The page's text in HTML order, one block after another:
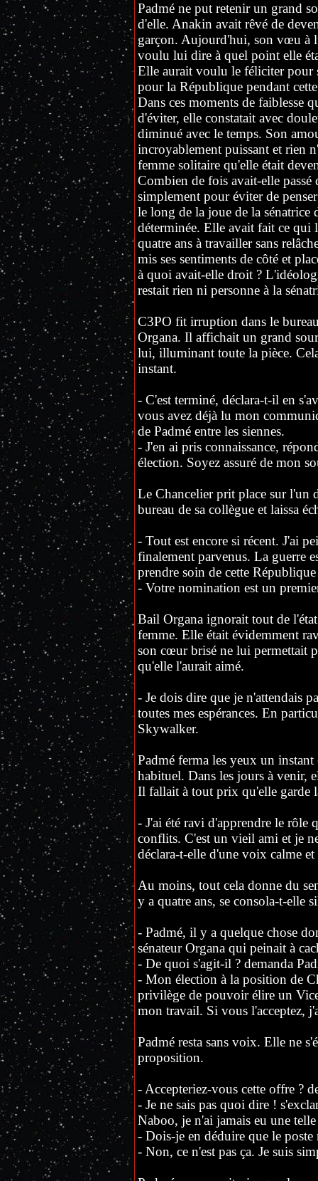
Padmé ne put retenir un grand
d'elle. Anakin avait rêvé de
garçon. Aujourd'hui, son vœu à
voulu lui dire à quel point elle
Elle aurait voulu le féliciter pour
pour la République pendant
Dans ces moments de faiblesse
d'éviter, elle constatait avec
diminué avec le temps. Son
incroyablement puissant et rien
femme solitaire qu'elle était
Combien de fois avait-elle passé
simplement pour éviter de
le long de la joue de la
déterminée. Elle avait fait ce qui
quatre ans à travailler sans
mis ses sentiments de côté et
à quoi avait-elle droit ?
restait rien ni personne à la
C3PO fit irruption dans le
Organa. Il affichait un grand
lui, illuminant toute la pièce.
instant.
- C'est terminé, déclara-t-il en
vous avez déjà lu mon
de Padmé entre les siennes.
- J'en ai pris connaissance,
élection. Soyez assuré de mon
Le Chancelier prit place sur l'un
bureau de sa collègue et laissa
- Tout est encore si récent. J'ai
finalement parvenus. La guerre
prendre soin de cette
- Votre nomination est un
Bail Organa ignorait tout de
femme. Elle était évidemment
son cœur brisé ne lui permettait
qu'elle l'aurait aimé.
- Je dois dire que je n'attendais
toutes mes espérances. En
Skywalker.
Padmé ferma les yeux un
habituel. Dans les jours à venir,
Il fallait à tout prix qu'elle garde
- J'ai été ravi d'apprendre le rôle
conflits. C'est un vieil ami et je
déclara-t-elle d'une voix calme et
Au moins, tout cela donne du
y a quatre ans, se consola-t-elle
- Padmé, il y a quelque chose
sénateur Organa qui peinait à
- De quoi s'agit-il ? demanda
- Mon élection à la position de
privilège de pouvoir élire un
mon travail. Si vous l'acceptez,
Padmé resta sans voix. Elle ne
proposition.
- Accepteriez-vous cette offre ?
- Je ne sais pas quoi dire !
Naboo, je n'ai jamais eu une
- Dois-je en déduire que le poste
- Non, ce n'est pas ça. Je suis